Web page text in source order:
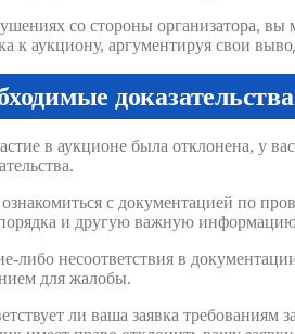
со стороны организатора, вы
к аукциону, аргументируя свои
доказательства
в аукционе была отклонена, у
с документацией по
порядка и другую важную
либо несоответствия в
для жалобы.
ли ваша заявка